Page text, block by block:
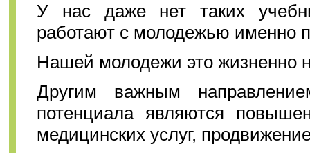
У нас даже нет таких
работают с молодежью именно
Нашей молодежи это жизненно
Другим важным
потенциала являются
медицинских услуг,